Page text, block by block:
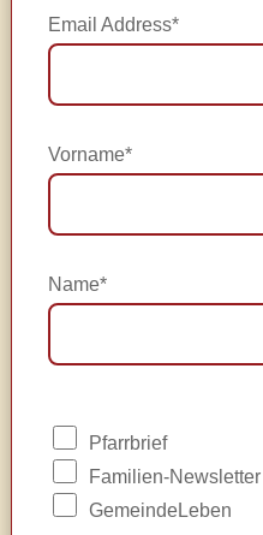
Email Address*
Vorname*
Name*
Pfarrbrief
Familien-Newsletter
GemeindeLeben